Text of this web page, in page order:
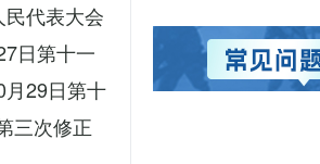
代表大会
日第十一
29日第十
三次修正